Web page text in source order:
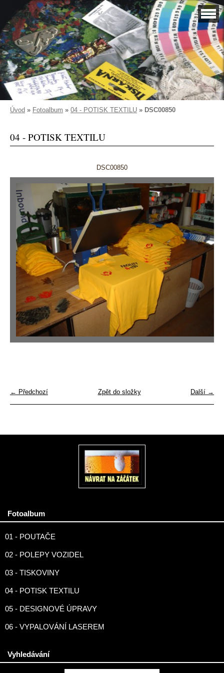
Úvod » Fotoalbum » 04 - POTISK TEXTILU » DSC00850
04 - POTISK TEXTILU
DSC00850
← Předchozí Další →
Zpět do složky
Fotoalbum
01 - POUTAČE
02 - POLEPY VOZIDEL
03 - TISKOVINY
04 - POTISK TEXTILU
05 - DESIGNOVÉ ÚPRAVY
06 - VYPALOVÁNÍ LASEREM
Vyhledávání